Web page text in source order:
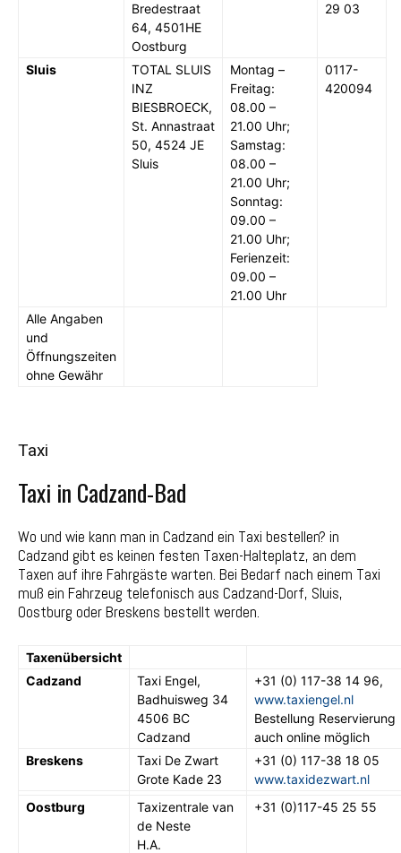
Bredestraat
64, 4501HE
Oostburg
29 03
Sluis
TOTAL SLUIS
INZ
BIESBROECK,
St. Annastraat
50, 4524 JE
Sluis
Montag –
Freitag:
08.00 –
21.00 Uhr;
Samstag:
08.00 –
21.00 Uhr;
Sonntag:
09.00 –
21.00 Uhr;
Ferienzeit:
09.00 –
21.00 Uhr
0117-
420094
Alle Angaben
und
Öffnungszeiten
ohne Gewähr
Taxi
Taxi in Cadzand-Bad
Wo und wie kann man in Cadzand ein Taxi bestellen? in
Cadzand gibt es keinen festen Taxen-Halteplatz, an dem
Taxen auf ihre Fahrgäste warten. Bei Bedarf nach einem Taxi
muß ein Fahrzeug telefonisch aus Cadzand-Dorf, Sluis,
Oostburg oder Breskens bestellt werden.
Taxenübersicht
Cadzand
Taxi Engel,
Badhuisweg 34
4506 BC
Cadzand
+31 (0) 117-38 14 96,
www.taxiengel.nl
Bestellung Reservierung
auch online möglich
Breskens
Taxi De Zwart
Grote Kade 23
+31 (0) 117-38 18 05
www.taxidezwart.nl
Oostburg
Taxizentrale van
de Neste
H.A.
+31 (0)117-45 25 55